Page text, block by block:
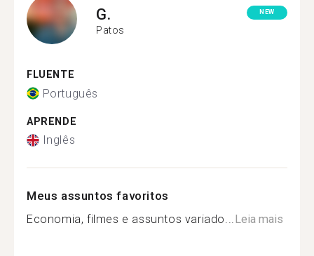
G.
Patos
NEW
FLUENTE
Português
APRENDE
Inglês
Meus assuntos favoritos
Economia, filmes e assuntos variado...Leia mais